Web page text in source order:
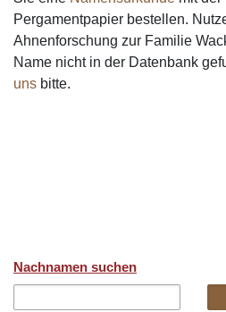
Pergamentpapier bestellen.
Ahnenforschung zur Familie
Name nicht in der Datenbank
uns bitte.
Nachnamen suchen